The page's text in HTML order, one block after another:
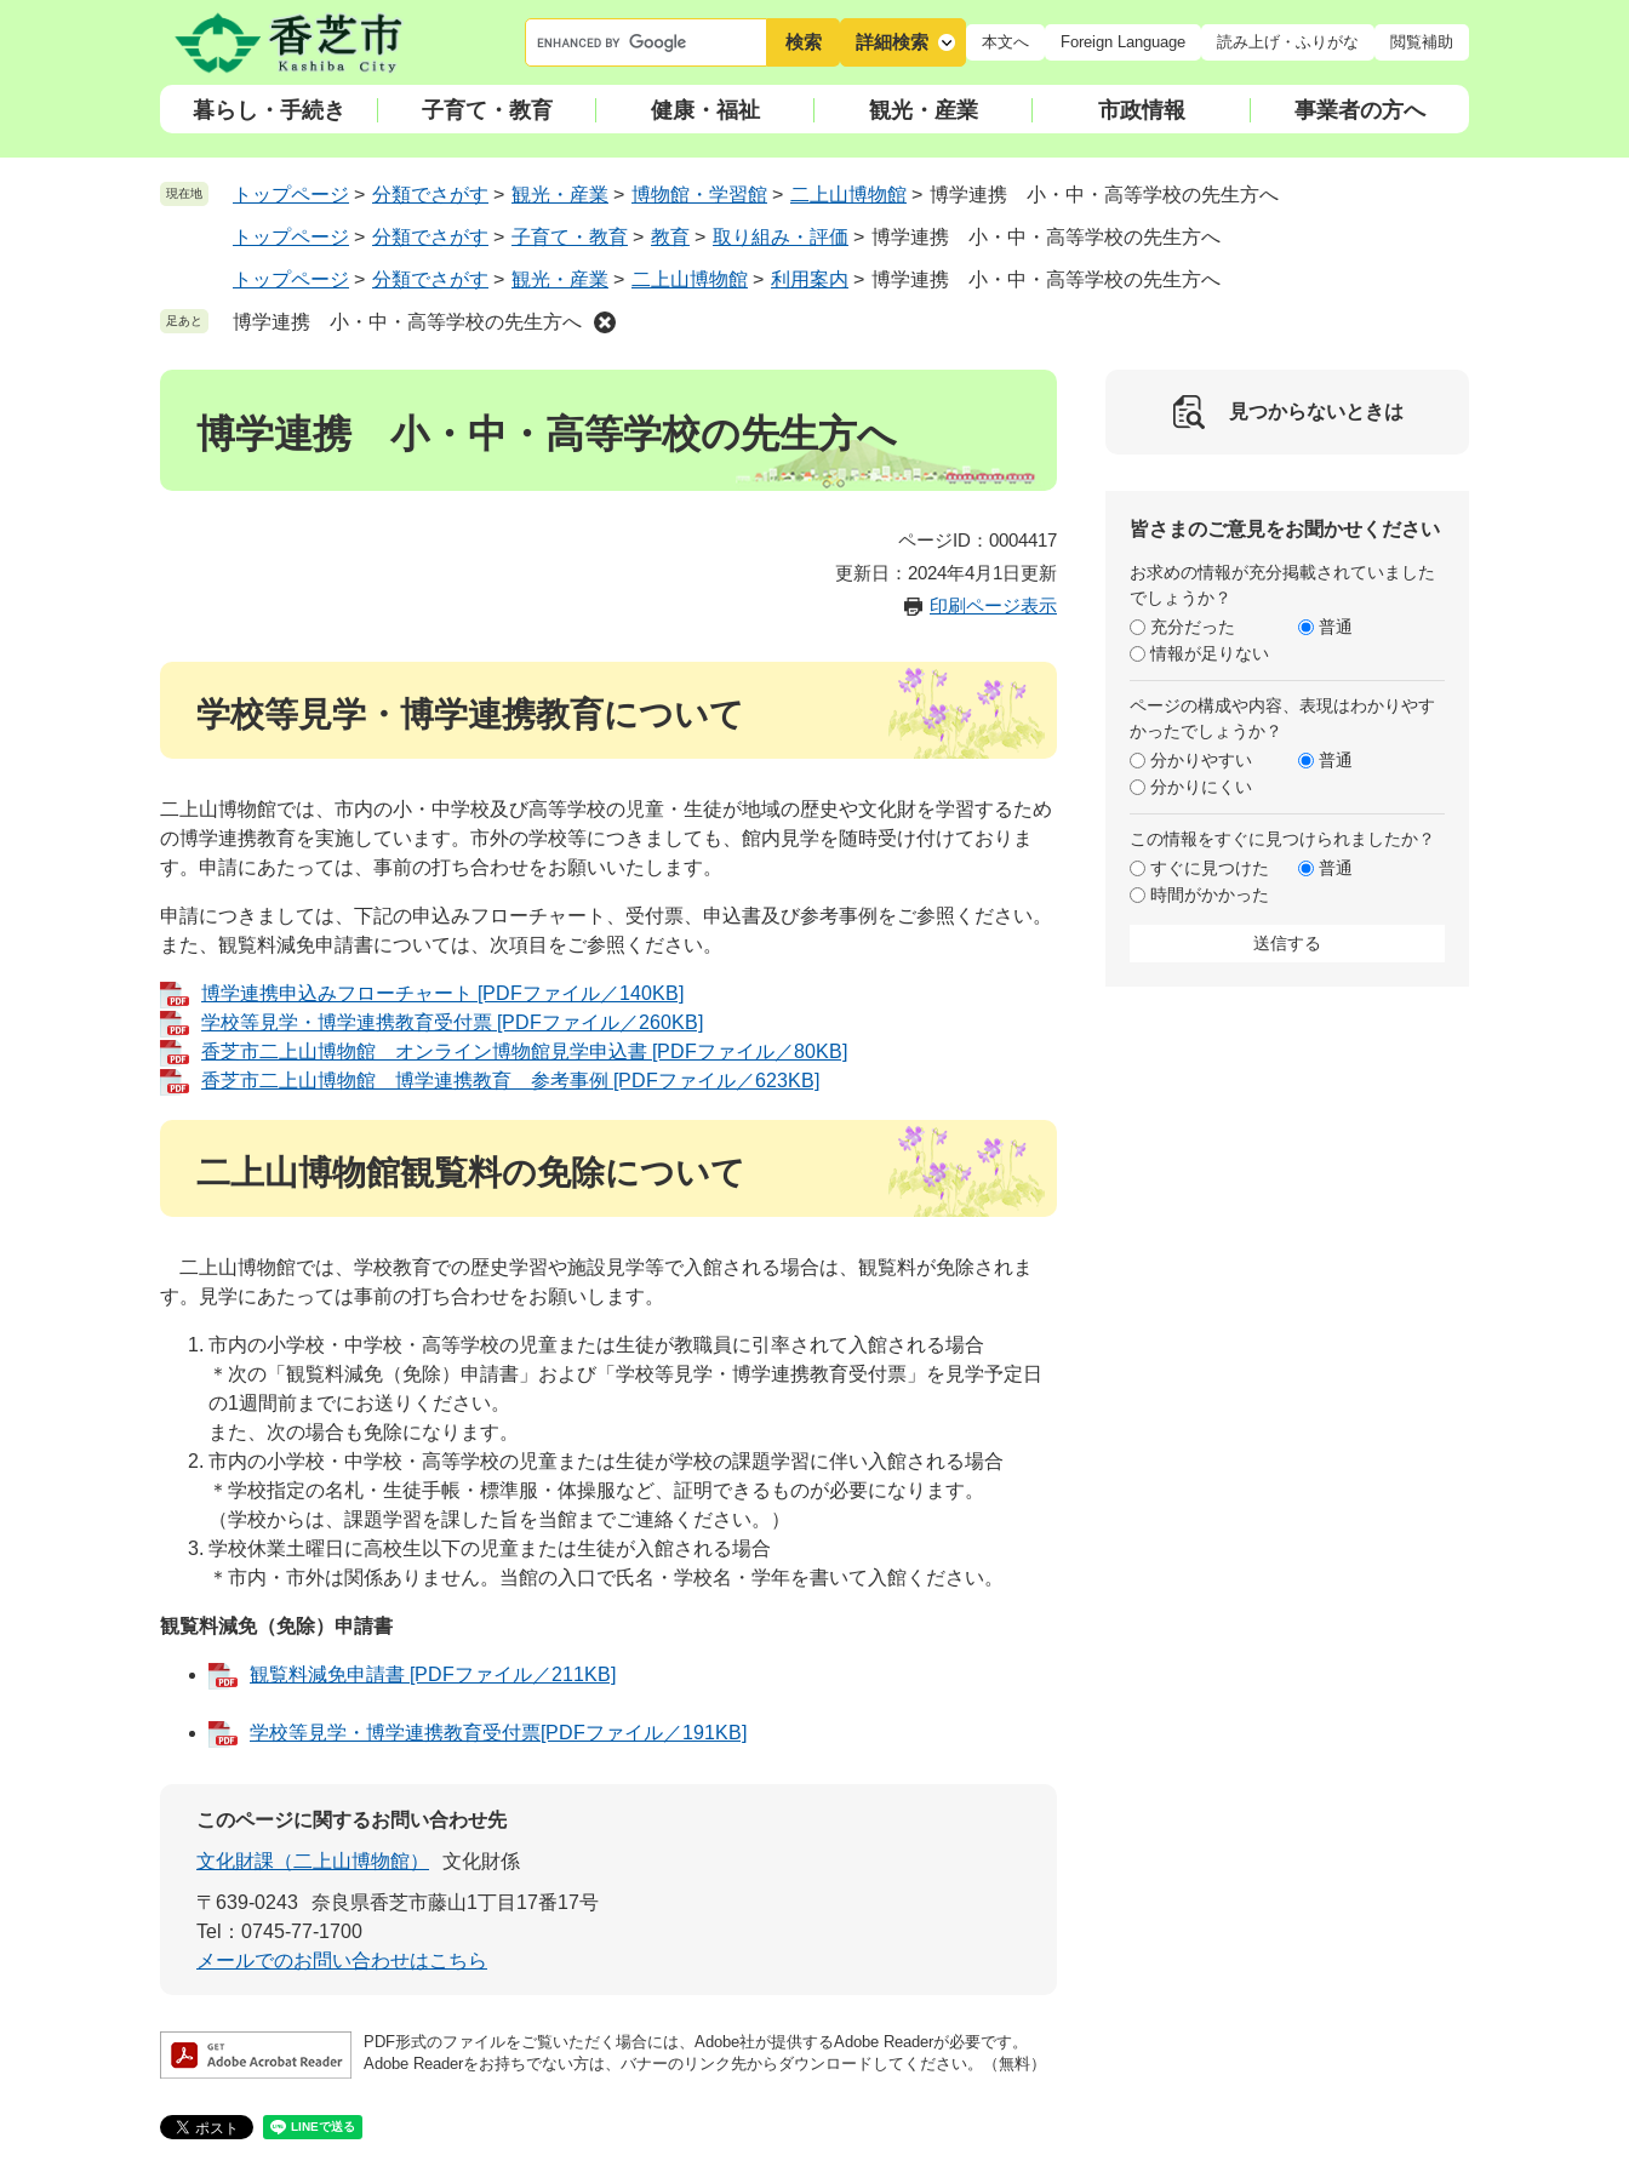
頭
飛
ー
ワ
ー
索
詳細検索 本文へ Foreign Language 読み上げ・ふりがな 閲覧補助
暮らし・手続き 子育て・教育 健康・福祉 観光・産業 市政情報 事業者の方へ
現在地 トップページ > 分類でさがす > 観光・産業 > 博物館・学習館 > 二上山博物館 > 博学連携 小・中・高等学校の先生方へ
トップページ > 分類でさがす > 子育て・教育 > 教育 > 取り組み・評価 > 博学連携 小・中・高等学校の先生方へ
トップページ > 分類でさがす > 観光・産業 > 二上山博物館 > 利用案内 > 博学連携 小・中・高等学校の先生方へ
足あと 博学連携 小・中・高等学校の先生方へ
本
博学連携 小・中・高等学校の先生方へ
ページID：0004417
更新日：2024年4月1日更新
印刷ページ表示
学校等見学・博学連携教育について
二上山博物館では、市内の小・中学校及び高等学校の児童・生徒が地域の歴史や文化財を学習するため
の博学連携教育を実施しています。市外の学校等につきましても、館内見学を随時受け付けておりま
す。申請にあたっては、事前の打ち合わせをお願いいたします。
申請につきましては、下記の申込みフローチャート、受付票、申込書及び参考事例をご参照ください。
また、観覧料減免申請書については、次項目をご参照ください。
博学連携申込みフローチャート [PDFファイル／140KB]
学校等見学・博学連携教育受付票 [PDFファイル／260KB]
香芝市二上山博物館 オンライン博物館見学申込書 [PDFファイル／80KB]
香芝市二上山博物館 博学連携教育 参考事例 [PDFファイル／623KB]
二上山博物館観覧料の免除について
二上山博物館では、学校教育での歴史学習や施設見学等で入館される場合は、観覧料が免除されま
す。見学にあたっては事前の打ち合わせをお願いします。
市内の小学校・中学校・高等学校の児童または生徒が教職員に引率されて入館される場合
＊次の「観覧料減免（免除）申請書」および「学校等見学・博学連携教育受付票」を見学予定日
の1週間前までにお送りください。
また、次の場合も免除になります。
市内の小学校・中学校・高等学校の児童または生徒が学校の課題学習に伴い入館される場合
＊学校指定の名札・生徒手帳・標準服・体操服など、証明できるものが必要になります。
（学校からは、課題学習を課した旨を当館までご連絡ください。）
学校休業土曜日に高校生以下の児童または生徒が入館される場合
＊市内・市外は関係ありません。当館の入口で氏名・学校名・学年を書いて入館ください。
観覧料減免（免除）申請書
観覧料減免申請書 [PDFファイル／211KB]
学校等見学・博学連携教育受付票[PDFファイル／191KB]
このページに関するお問い合わせ先
文化財課（二上山博物館）
文化財係
〒639-0243
奈良県香芝市藤山1丁目17番17号
Tel：0745-77-1700
メールでのお問い合わせはこちら
PDF形式のファイルをご覧いただく場合には、Adobe社が提供するAdobe Readerが必要です。
Adobe Readerをお持ちでない方は、バナーのリンク先からダウンロードしてください。（無料）
見つからないときは
皆さまのご意見をお聞かせください
お求めの情報が充分掲載されていました
でしょうか？
充分だった
普通
情報が足りない
ページの構成や内容、表現はわかりやす
かったでしょうか？
分かりやすい
普通
分かりにくい
この情報をすぐに見つけられましたか？
すぐに見つけた
普通
時間がかかった